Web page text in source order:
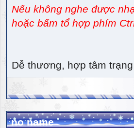
Nếu không nghe được
hoặc bấm tổ hợp phím
Dễ thương, hợp tâm
no name